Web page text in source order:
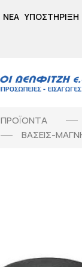
ΝΈΑ ΥΠΟΣΤΉΡΙΞΗ
ΠΡΟΪΟΝΤΑ
ΒΑΣΕΙΣ-